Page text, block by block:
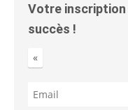
Votre
succès !
«